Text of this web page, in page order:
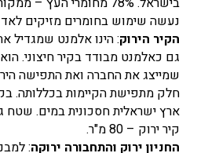
נעשה שימוש בחומרים מזיקים
הקיר הירוק: הינו אלמנט שמגדיל
גם כאלמנט מבודד בקיר חיצוני.
שמייצג את החברה ואת התפישה
חלק מתפישת הקיימות בכללותה.
קיר ירוק – 80 מ"ר.
החניון ירוק והתחבורה ירוקה: